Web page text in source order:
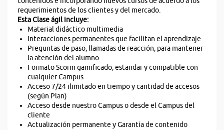
requerimientos de los clientes y del mercado.
Esta Clase ágil incluye:
Material didáctico multimedia
Interacciones permanentes que facilitan el aprendizaje
Preguntas de paso, llamadas de reacción, para mantener
la atención del alumno
Formato Scorm gamificado, estandar y compatible con
cualquier Campus
Acceso 7/24 ilimitado en tiempo y cantidad de accesos
(según Plan)
Acceso desde nuestro Campus o desde el Campus del
cliente
Actualización permanente y Garantía de contenido